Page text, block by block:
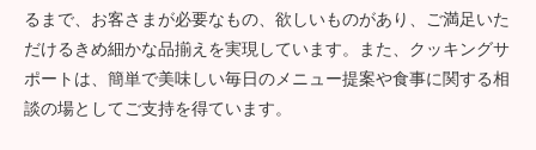
るまで、お客さまが必要なもの、欲しいものがあり、ご満足いた
だけるきめ細かな品揃えを実現しています。また、クッキングサ
ポートは、簡単で美味しい毎日のメニュー提案や食事に関する相
談の場としてご支持を得ています。